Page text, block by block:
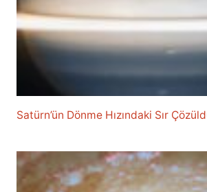
Satürn’ün Dönme Hızındaki Sır